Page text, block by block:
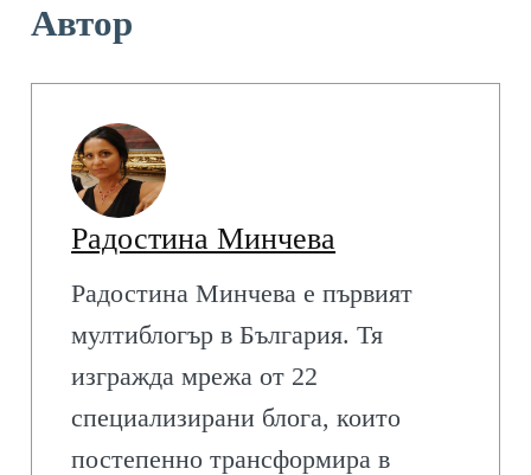
Автор
Радостина Минчева
Радостина Минчева е първият
мултиблогър в България. Тя
изгражда мрежа от 22
специализирани блога, които
постепенно трансформира в